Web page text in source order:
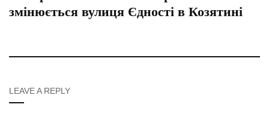
змінюється вулиця Єдності в Козятині
LEAVE A REPLY